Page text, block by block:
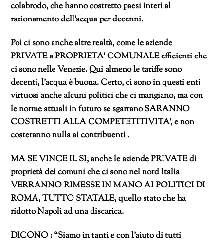
colabrodo, che hanno costretto paesi interi al
razionamento dell’acqua per decenni.
Poi ci sono anche altre realtà, come le aziende
PRIVATE a PROPRIETA’ COMUNALE efficienti che
ci sono nelle Venezie. Qui almeno le tariffe sono
decenti, l’acqua è buona. Certo, ci sono in questi enti
virtuosi anche alcuni politici che ci mangiano, ma con
le norme attuali in futuro se sgarrano SARANNO
COSTRETTI ALLA COMPETETITIVITA’, e non
costeranno nulla ai contribuenti .
MA SE VINCE IL SI, anche le aziende PRIVATE di
proprietà dei comuni che ci sono nel nord Italia
VERRANNO RIMESSE IN MANO AI POLITICI DI
ROMA, TUTTO STATALE, quello stato che ha
ridotto Napoli ad una discarica.
DICONO : “Siamo in tanti e con l’aiuto di tutti